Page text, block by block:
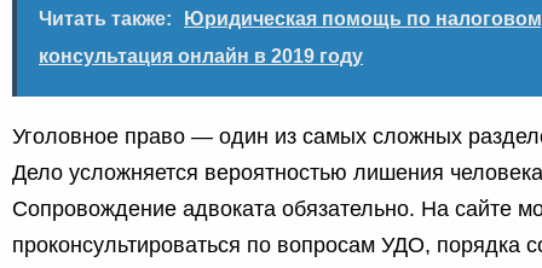
Читать также:
Юридическая помощь по
консультация онлайн в 2019 году
Уголовное право — один из самых сложных
Дело усложняется вероятностью лишения
Сопровождение адвоката обязательно. На сайте
проконсультироваться по вопросам УДО,